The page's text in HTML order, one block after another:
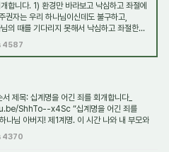
합니다. 1) 환경만 바라보고 낙심하고 좌절에
권자는 우리 하나님이신데도 불구하고,
의 때를 기다리지 못해서 낙심하고 좌절한...
4587
목: 십계명을 어긴 죄를 회개합니다_
ShhTo--x4Sc “십계명을 어긴 죄를
나님 아버지! 제1계명. 이 시간 나와 내 부모와
4370